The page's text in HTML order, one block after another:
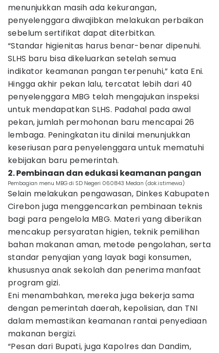
menunjukkan masih ada kekurangan,
penyelenggara diwajibkan melakukan perbaikan
sebelum sertifikat dapat diterbitkan.
“Standar higienitas harus benar-benar dipenuhi.
SLHS baru bisa dikeluarkan setelah semua
indikator keamanan pangan terpenuhi,” kata Eni.
Hingga akhir pekan lalu, tercatat lebih dari 40
penyelenggara MBG telah mengajukan inspeksi
untuk mendapatkan SLHS. Padahal pada awal
pekan, jumlah permohonan baru mencapai 26
lembaga. Peningkatan itu dinilai menunjukkan
keseriusan para penyelenggara untuk mematuhi
kebijakan baru pemerintah.
2. Pembinaan dan edukasi keamanan pangan
Pembagian menu MBG di SD Negeri 060843 Medan (dok.istimewa)
Selain melakukan pengawasan, Dinkes Kabupaten
Cirebon juga menggencarkan pembinaan teknis
bagi para pengelola MBG. Materi yang diberikan
mencakup persyaratan higien, teknik pemilihan
bahan makanan aman, metode pengolahan, serta
standar penyajian yang layak bagi konsumen,
khususnya anak sekolah dan penerima manfaat
program gizi.
Eni menambahkan, mereka juga bekerja sama
dengan pemerintah daerah, kepolisian, dan TNI
dalam memastikan keamanan rantai penyediaan
makanan bergizi.
“Pesan dari Bupati, juga Kapolres dan Dandim,